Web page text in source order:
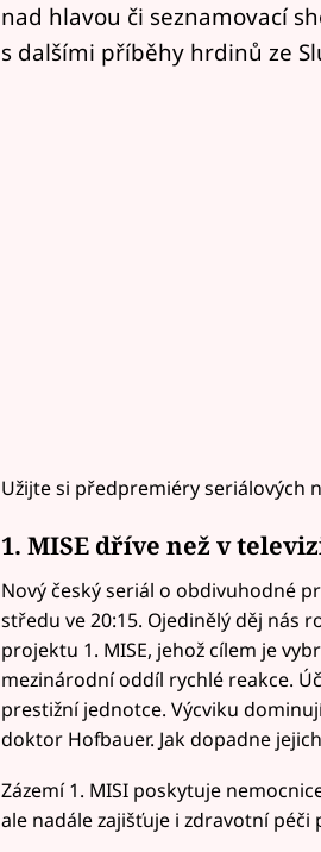
nad hlavou či seznamovací
s dalšími příběhy hrdinů ze
Užijte si předpremiéry seriálových
1. MISE dříve než v
Nový český seriál o obdivuhodné
středu ve 20:15. Ojedinělý děj nás
projektu 1. MISE, jehož cílem je
mezinárodní oddíl rychlé reakce.
prestižní jednotce. Výcviku
doktor Hofbauer. Jak dopadne
Zázemí 1. MISI poskytuje
ale nadále zajišťuje i zdravotní péči